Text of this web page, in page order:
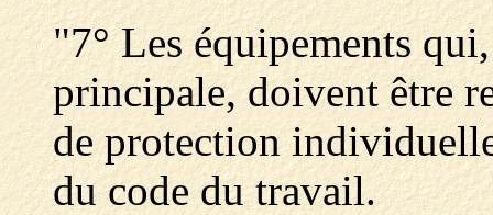
"7° Les équipements
principale, doivent être
de protection
du code du travail.